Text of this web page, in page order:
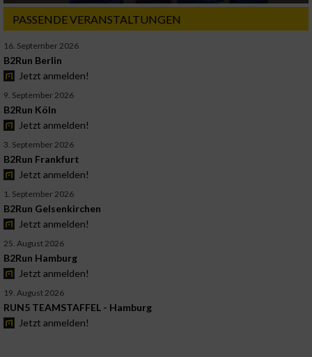
PASSENDE VERANSTALTUNGEN
16. September 2026
B2Run Berlin
Jetzt anmelden!
9. September 2026
B2Run Köln
Jetzt anmelden!
3. September 2026
B2Run Frankfurt
Jetzt anmelden!
1. September 2026
B2Run Gelsenkirchen
Jetzt anmelden!
25. August 2026
B2Run Hamburg
Jetzt anmelden!
19. August 2026
RUN5 TEAMSTAFFEL - Hamburg
Jetzt anmelden!